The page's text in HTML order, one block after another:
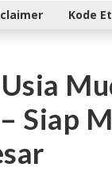
Kode
Siap